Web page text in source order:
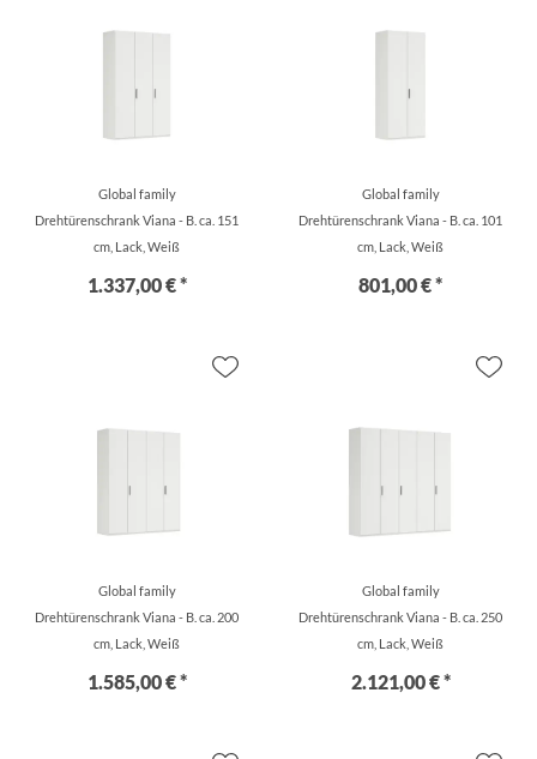
Global family
Drehtürenschrank Viana - B. ca. 151
cm, Lack, Weiß
1.337,00 € *
Global family
Drehtürenschrank Viana - B. ca. 101
cm, Lack, Weiß
801,00 € *
Global family
Drehtürenschrank Viana - B. ca. 200
cm, Lack, Weiß
1.585,00 € *
Global family
Drehtürenschrank Viana - B. ca. 250
cm, Lack, Weiß
2.121,00 € *